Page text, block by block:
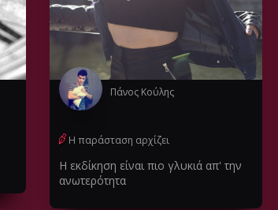
Πάνος Κούλης
Η παράσταση αρχίζει
Η εκδίκηση είναι πιο γλυκιά απ' την
ανωτερότητα